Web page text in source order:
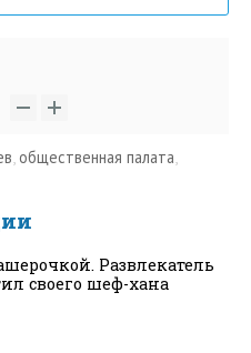
общественная палата
Развлекатель
своего шеф-хана